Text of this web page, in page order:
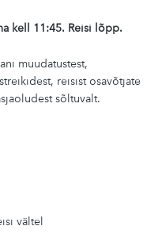
kell 11:45. Reisi lõpp.
muudatustest,
reisist osavõtjate
sõltuvalt.
vältel